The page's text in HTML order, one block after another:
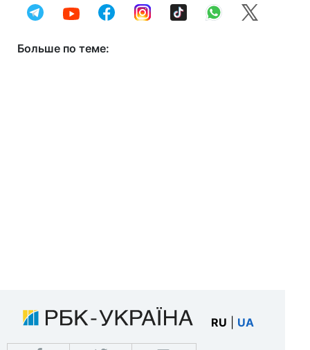
Больше по теме:
RU UA